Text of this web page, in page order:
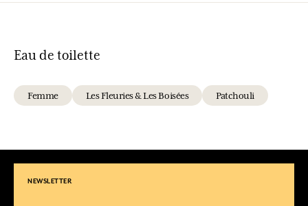
Eau de toilette
Femme Les Fleuries & Les Boisées Patchouli
NEWSLETTER